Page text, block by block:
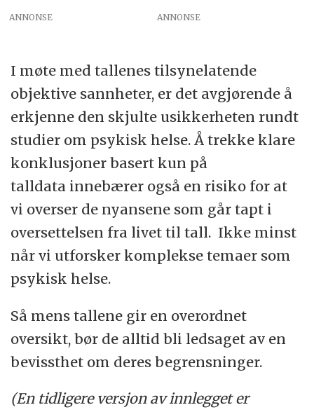
ANNONSE
I møte med tallenes tilsynelatende
objektive sannheter, er det avgjørende å
erkjenne den skjulte usikkerheten rundt
studier om psykisk helse. Å trekke klare
konklusjoner basert kun på
talldata innebærer også en risiko for at
vi overser de nyansene som går tapt i
oversettelsen fra livet til tall. Ikke minst
når vi utforsker komplekse temaer som
psykisk helse.
Så mens tallene gir en overordnet
oversikt, bør de alltid bli ledsaget av en
bevissthet om deres begrensninger.
(En tidligere versjon av innlegget er